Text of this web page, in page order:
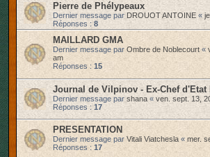
Pierre de Phélypeaux
Dernier message parDROUOT ANTOINE «
Réponses : 8
MAILLARD GMA
Dernier message par Ombre de Noblecourt «
am
Réponses : 15
Journal de Vilpinov - Ex-Chef d'Etat
Dernier message parshana « ven. sept. 13,
Réponses : 17
PRESENTATION
Dernier message par Vitali Viatchesla «mer.
Réponses : 17